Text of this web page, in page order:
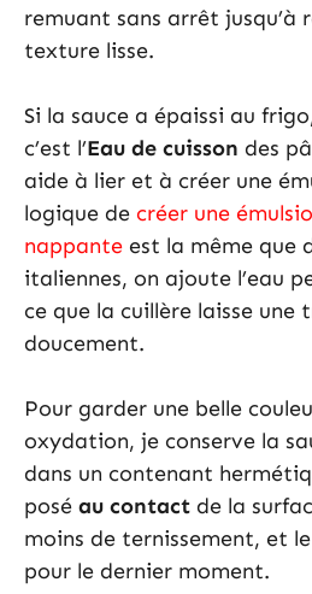
remuant sans arrêt jusqu’à
texture lisse.
Si la sauce a épaissi au
c’est l’Eau de cuisson des
aide à lier et à créer une
logique de créer une
nappante est la même que
italiennes, on ajoute l’eau
ce que la cuillère laisse une
doucement.
Pour garder une belle
oxydation, je conserve la
dans un contenant
posé au contact de la
moins de ternissement, et
pour le dernier moment.